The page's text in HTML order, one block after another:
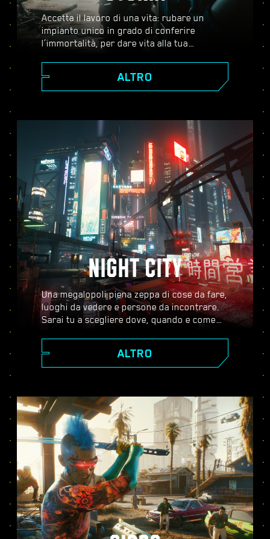
Accetta il lavoro di una vita: rubare un
impianto unico in grado di conferire
l’immortalità, per dare vita alla tua
influenzano la storia e le persone attorno a
te. Accetta una serie di incarichi per
cyberpunk leggendario mentre scopri i
misteri legati al prezioso impianto che tutti
stanno disperatamente cercando di
ottenere.
ALTRO
NIGHT CITY
Una megalopoli piena zeppa di cose da fare,
luoghi da vedere e persone da incontrare.
Sarai tu a scegliere dove, quando e come
City è costellata di segreti da scoprire.
ALTRO